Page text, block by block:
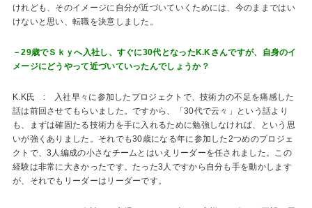
けれども、そのイメージに自分が近づいていくためには、今のままではい
けないと思い、転職を決意しました。
－29歳でＳｋｙへ入社し、すぐに30代となったK.Kさんですが、自身のイ
メージにどうやって近づいていったんでしょうか？
K.K氏 : 入社早々に参加したプロジェクトで、技術力の不足を痛感した
話は前回させてもらいました。ですから、「30代で云々」という話より
も、まずは確固たる技術力を手に入れるために勉強しなければ、という思
いが強くありました。それでも30歳になる年に参加した2つめのプロジェ
クトで、3人編成の小さなチームとはいえリーダーを任されました。この
経験は非常に大きかったです。たった3人ですから自分も手を動かします
が、それでもリーダーはリーダーです。